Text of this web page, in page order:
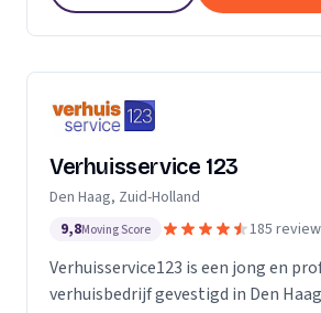
Verhuisservice 123
Den Haag, Zuid-Holland
9,8Moving Score 185
Verhuisservice123 is een jong en
verhuisbedrijf gevestigd in Den